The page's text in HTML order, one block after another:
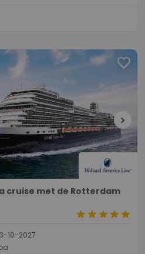
favorite
chevron_right
cruise met de Rotterdam
starstarstarstarstar
10-2027